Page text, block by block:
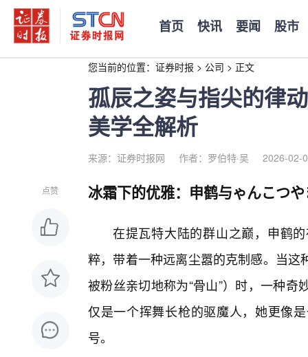
首页 快讯 要闻 股市
您当前的位置： 证券时报 > 公司 > 正文
孤辰之姿与指尖的律
美学全解析
来源：证券时报网 作者：罗伯特·吴 2026-02-
点赞 冰霜下的优雅：申鹤与ゃんこつ
在提瓦特大陆的群山之巅，申鹤
粹，带着一种远离尘嚣的克制感。当
被粉丝亲切地称为“骨山”）时，一种
仅是一个挥舞长枪的驱魔人，她更像
号。